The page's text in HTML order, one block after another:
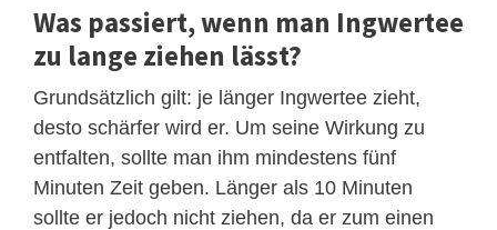
Was passiert, wenn man Ingwertee
zu lange ziehen lässt?
Grundsätzlich gilt: je länger Ingwertee zieht,
desto schärfer wird er. Um seine Wirkung zu
entfalten, sollte man ihm mindestens fünf
Minuten Zeit geben. Länger als 10 Minuten
sollte er jedoch nicht ziehen, da er zum einen